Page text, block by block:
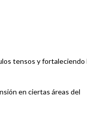
tensos y fortaleciendo
en ciertas áreas del